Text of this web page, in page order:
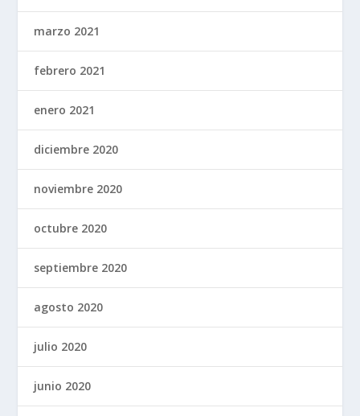
marzo 2021
febrero 2021
enero 2021
diciembre 2020
noviembre 2020
octubre 2020
septiembre 2020
agosto 2020
julio 2020
junio 2020